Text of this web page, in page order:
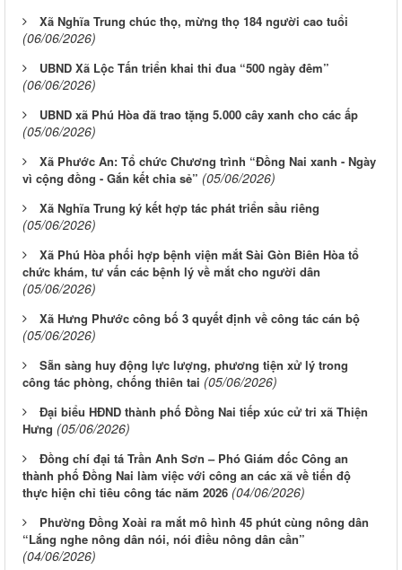
Xã Nghĩa Trung chúc thọ, mừng thọ 184 người cao tuổi
(06/06/2026)
UBND Xã Lộc Tấn triển khai thi đua “500 ngày đêm”
(06/06/2026)
UBND xã Phú Hòa đã trao tặng 5.000 cây xanh cho các ấp
(05/06/2026)
Xã Phước An: Tổ chức Chương trình “Đồng Nai xanh - Ngày
vì cộng đồng - Gắn kết chia sẻ” (05/06/2026)
Xã Nghĩa Trung ký kết hợp tác phát triển sầu riêng
(05/06/2026)
Xã Phú Hòa phối hợp bệnh viện mắt Sài Gòn Biên Hòa tổ
chức khám, tư vấn các bệnh lý về mắt cho người dân
(05/06/2026)
Xã Hưng Phước công bố 3 quyết định về công tác cán bộ
(05/06/2026)
Sẵn sàng huy động lực lượng, phương tiện xử lý trong
công tác phòng, chống thiên tai (05/06/2026)
Đại biểu HĐND thành phố Đồng Nai tiếp xúc cử tri xã Thiện
Hưng (05/06/2026)
Đồng chí đại tá Trần Anh Sơn – Phó Giám đốc Công an
thành phố Đồng Nai làm việc với công an các xã về tiến độ
thực hiện chỉ tiêu công tác năm 2026 (04/06/2026)
Phường Đồng Xoài ra mắt mô hình 45 phút cùng nông dân
“Lắng nghe nông dân nói, nói điều nông dân cần”
(04/06/2026)